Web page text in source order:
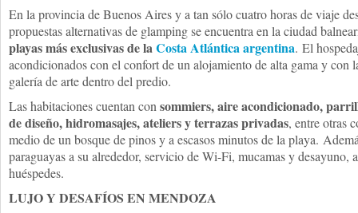
En la provincia de Buenos Aires y a tan sólo cuatro horas de viaje
propuestas alternativas de glamping se encuentra en la ciudad
playas más exclusivas de laCosta Atlántica argentina. El
acondicionados con el confort de un alojamiento de alta gama y con
galería de arte dentro del predio.
Las habitaciones cuentan con sommiers, aire acondicionado,
de diseño, hidromasajes, ateliers y terrazas privadas, entre otras
medio de un bosque de pinos y a escasos minutos de la playa.
paraguayas a su alrededor, servicio de Wi-Fi, mucamas y desayuno,
huéspedes.
LUJO Y DESAFÍOS EN MENDOZA